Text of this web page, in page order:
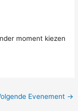
moment kiezen
Evenement →